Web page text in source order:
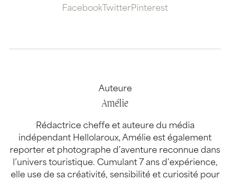
Facebook TwitterPinterest
Auteure
Amélie
Rédactrice cheffe et auteure du média
indépendant Hellolaroux, Amélie est également
reporter et photographe d’aventure reconnue dans
l’univers touristique. Cumulant 7 ans d’expérience,
elle use de sa créativité, sensibilité et curiosité pour